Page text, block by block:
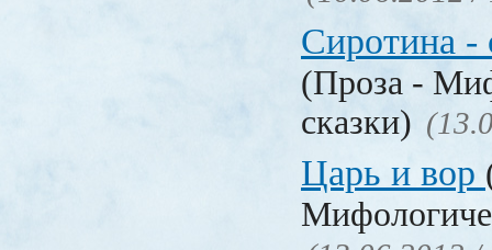
Сиротина -
(Проза -
сказки)
Царь и вор